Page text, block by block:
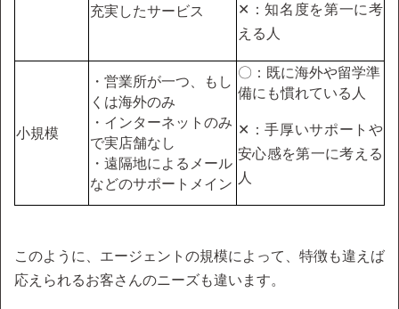
充実したサービス
✕：知名度を第一に考
える人
小規模
・営業所が一つ、もし
くは海外のみ
・インターネットのみ
で実店舗なし
・遠隔地によるメール
などのサポートメイン
〇：既に海外や留学準
備にも慣れている人
✕：手厚いサポートや
安心感を第一に考える
人
このように、エージェントの規模によって、特徴も違えば
応えられるお客さんのニーズも違います。